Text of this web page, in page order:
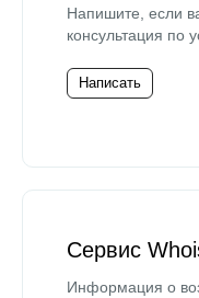
Напишите, если
консультация по
Написать
Сервис
Информация о